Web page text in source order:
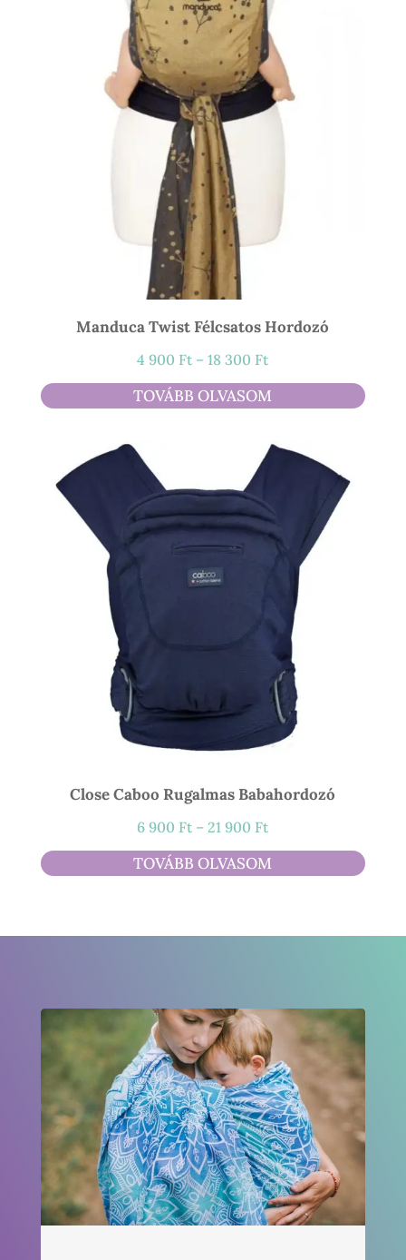
Manduca Twist Félcsatos Hordozó
4 900 Ft – 18 300 FtÁrtartomány:
4
900 Ft
TOVÁBB OLVASOM
Close Caboo Rugalmas Babahordozó
6 900 Ft – 21 900 FtÁrtartomány:
6
900 Ft
TOVÁBB OLVASOM